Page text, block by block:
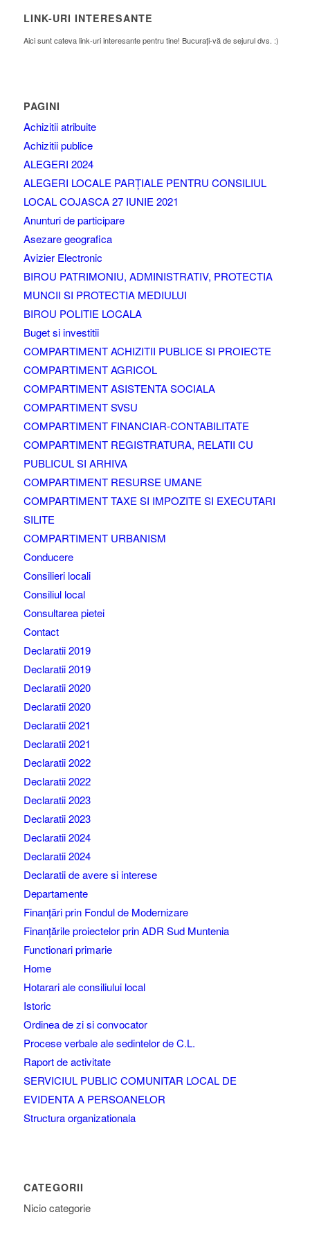
LINK-URI INTERESANTE
Aici sunt cateva link-uri interesante pentru tine! Bucurați-vă de sejurul dvs. :)
PAGINI
Achizitii atribuite
Achizitii publice
ALEGERI 2024
ALEGERI LOCALE PARȚIALE PENTRU CONSILIUL
LOCAL COJASCA 27 IUNIE 2021
Anunturi de participare
Asezare geografica
Avizier Electronic
BIROU PATRIMONIU, ADMINISTRATIV, PROTECTIA
MUNCII SI PROTECTIA MEDIULUI
BIROU POLITIE LOCALA
Buget si investitii
COMPARTIMENT ACHIZITII PUBLICE SI PROIECTE
COMPARTIMENT AGRICOL
COMPARTIMENT ASISTENTA SOCIALA
COMPARTIMENT SVSU
COMPARTIMENT FINANCIAR-CONTABILITATE
COMPARTIMENT REGISTRATURA, RELATII CU
PUBLICUL SI ARHIVA
COMPARTIMENT RESURSE UMANE
COMPARTIMENT TAXE SI IMPOZITE SI EXECUTARI
SILITE
COMPARTIMENT URBANISM
Conducere
Consilieri locali
Consiliul local
Consultarea pietei
Contact
Declaratii 2019
Declaratii 2019
Declaratii 2020
Declaratii 2020
Declaratii 2021
Declaratii 2021
Declaratii 2022
Declaratii 2022
Declaratii 2023
Declaratii 2023
Declaratii 2024
Declaratii 2024
Declaratii de avere si interese
Departamente
Finanțări prin Fondul de Modernizare
Finanțările proiectelor prin ADR Sud Muntenia
Functionari primarie
Home
Hotarari ale consiliului local
Istoric
Ordinea de zi si convocator
Procese verbale ale sedintelor de C.L.
Raport de activitate
SERVICIUL PUBLIC COMUNITAR LOCAL DE
EVIDENTA A PERSOANELOR
Structura organizationala
CATEGORII
Nicio categorie